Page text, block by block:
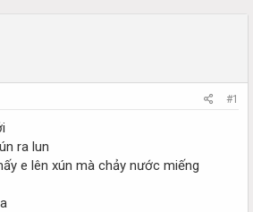
#1
ra lun
e lên xún mà chảy nước miếng